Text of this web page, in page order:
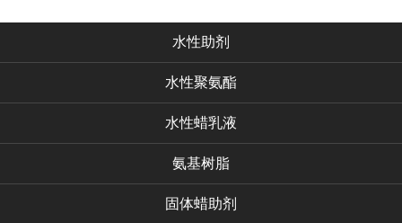
水性助剂
水性聚氨酯
水性蜡乳液
氨基树脂
固体蜡助剂